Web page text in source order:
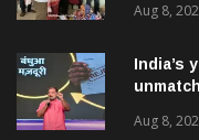
Aug 8,
India’s
Aug 8,